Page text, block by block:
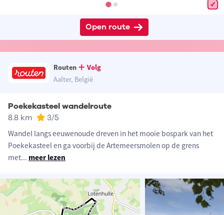
Open route
Routen
Volg
Aalter, België
Poekekasteel wandelroute
8.8 km 3/5
Wandel langs eeuwenoude dreven in het mooie bospark van het
Poekekasteel en ga voorbij de Artemeersmolen op de grens
met... meer lezen